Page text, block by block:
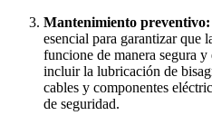
Mantenimiento preventivo:
esencial para garantizar que
funcione de manera segura
incluir la lubricación de
cables y componentes
de seguridad.